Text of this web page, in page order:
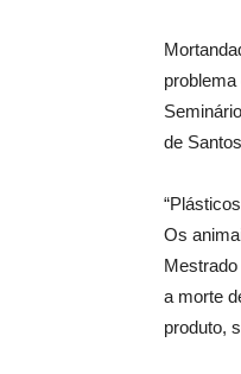
de
Os
a morte
produto,